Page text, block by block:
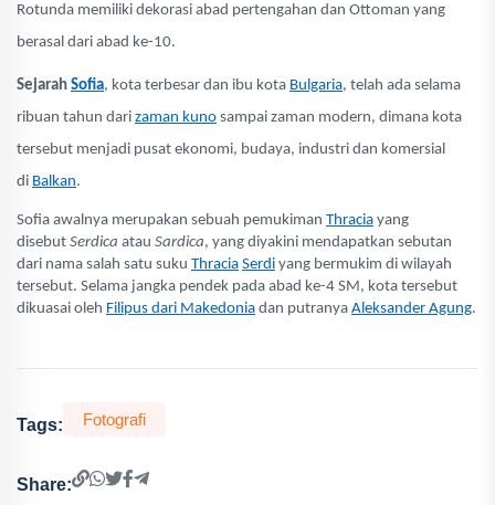
Rotunda memiliki dekorasi abad pertengahan dan Ottoman yang
berasal dari abad ke-10.
Sejarah Sofia, kota terbesar dan ibu kota Bulgaria, telah ada selama
ribuan tahun dari zaman kuno sampai zaman modern, dimana kota
tersebut menjadi pusat ekonomi, budaya, industri dan komersial
di Balkan.
Sofia awalnya merupakan sebuah pemukiman Thracia yang
disebut Serdica atau Sardica, yang diyakini mendapatkan sebutan
dari nama salah satu suku Thracia Serdi yang bermukim di wilayah
tersebut. Selama jangka pendek pada abad ke-4 SM, kota tersebut
dikuasai oleh Filipus dari Makedonia dan putranya Aleksander Agung.
Tags: Fotografi
Share: